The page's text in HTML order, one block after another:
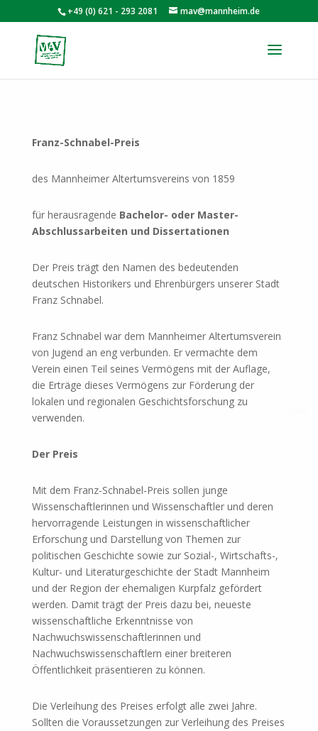
+49 (0) 621 - 293 2081 mav@mannheim.de
Franz-Schnabel-Preis
des Mannheimer Altertumsvereins von 1859
für herausragende Bachelor- oder Master-
Abschlussarbeiten und Dissertationen
Der Preis trägt den Namen des bedeutenden
deutschen Historikers und Ehrenbürgers unserer Stadt
Franz Schnabel.
Franz Schnabel war dem Mannheimer Altertumsverein
von Jugend an eng verbunden. Er vermachte dem
Verein einen Teil seines Vermögens mit der Auflage,
die Erträge dieses Vermögens zur Förderung der
lokalen und regionalen Geschichtsforschung zu
verwenden.
Der Preis
Mit dem Franz-Schnabel-Preis sollen junge
Wissenschaftlerinnen und Wissenschaftler und deren
hervorragende Leistungen in wissenschaftlicher
Erforschung und Darstellung von Themen zur
politischen Geschichte sowie zur Sozial-, Wirtschafts-,
Kultur- und Literaturgeschichte der Stadt Mannheim
und der Region der ehemaligen Kurpfalz gefördert
werden. Damit trägt der Preis dazu bei, neueste
wissenschaftliche Erkenntnisse von
Nachwuchswissenschaftlerinnen und
Nachwuchswissenschaftlern einer breiteren
Öffentlichkeit präsentieren zu können.
Die Verleihung des Preises erfolgt alle zwei Jahre.
Sollten die Voraussetzungen zur Verleihung des Preises